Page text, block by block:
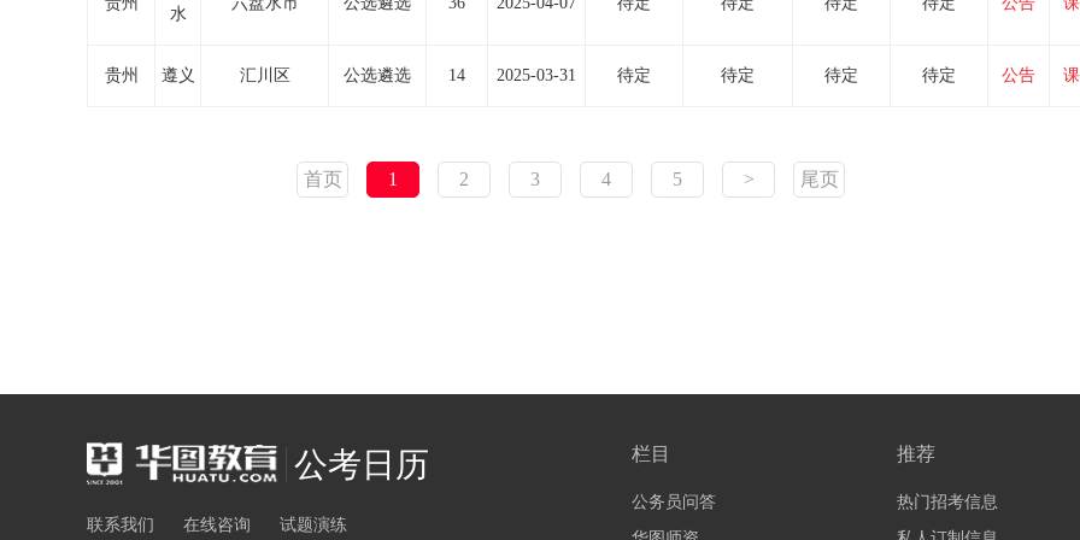
水
贵州 遵义 汇川区 公选遴选 14 2025-03-31 待定 待定 待定 待定 公告
首页 1 2 3 4 5 > 尾页
公考日历
联系我们 在线咨询 试题演练
栏目
公务员问答
推荐
热门招考信息